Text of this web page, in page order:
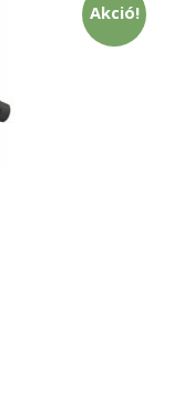
Akció!